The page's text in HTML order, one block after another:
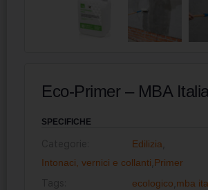
Eco-Primer – MBA Italia
SPECIFICHE
Edilizia
Intonaci, vernici e collanti Primer
ecologico mba